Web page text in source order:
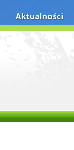
Aktualności